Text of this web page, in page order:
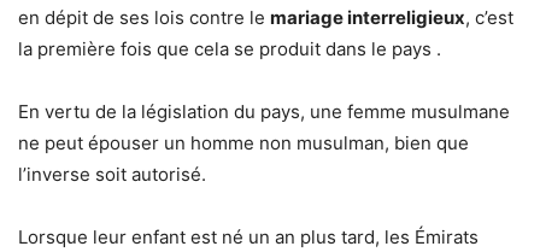
en dépit de ses lois contre le mariage interreligieux, c’est
la première fois que cela se produit dans le pays .
En vertu de la législation du pays, une femme musulmane
ne peut épouser un homme non musulman, bien que
l’inverse soit autorisé.
Lorsque leur enfant est né un an plus tard, les Émirats